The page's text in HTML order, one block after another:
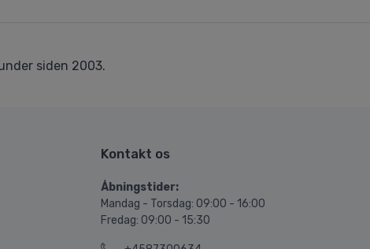
siden 2003.
Kontakt os
Åbningstider:
Mandag - Torsdag: 09:00 - 16:00
Fredag: 09:00 - 15:30